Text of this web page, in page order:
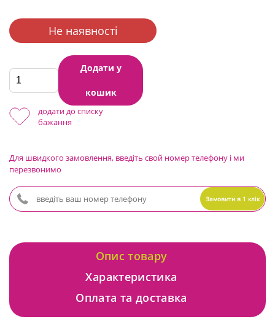
Не наявності
Додати у
кошик
додати до списку
бажання
Для швидкого замовлення, введіть свой номер телефону і ми
перезвонимо
Замовити в 1 клік
Опис товару
Характеристика
Оплата та доставка